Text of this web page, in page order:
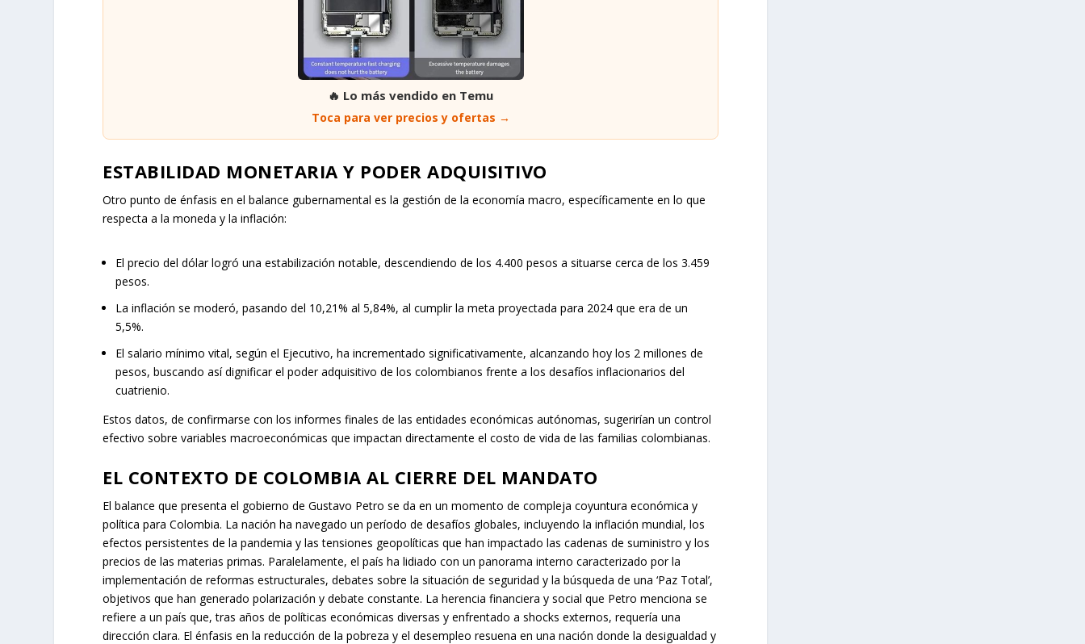
🔥 Lo más vendido en Temu
Toca para ver precios y ofertas →
ESTABILIDAD MONETARIA Y PODER ADQUISITIVO
Otro punto de énfasis en el balance gubernamental es la gestión de la economía macro, específicamente en lo que
respecta a la moneda y la inflación:
El precio del dólar logró una estabilización notable, descendiendo de los 4.400 pesos a situarse cerca de los 3.459
pesos.
La inflación se moderó, pasando del 10,21% al 5,84%, al cumplir la meta proyectada para 2024 que era de un
5,5%.
El salario mínimo vital, según el Ejecutivo, ha incrementado significativamente, alcanzando hoy los 2 millones de
pesos, buscando así dignificar el poder adquisitivo de los colombianos frente a los desafíos inflacionarios del
cuatrienio.
Estos datos, de confirmarse con los informes finales de las entidades económicas autónomas, sugerirían un control
efectivo sobre variables macroeconómicas que impactan directamente el costo de vida de las familias colombianas.
EL CONTEXTO DE COLOMBIA AL CIERRE DEL MANDATO
El balance que presenta el gobierno de Gustavo Petro se da en un momento de compleja coyuntura económica y
política para Colombia. La nación ha navegado un período de desafíos globales, incluyendo la inflación mundial, los
efectos persistentes de la pandemia y las tensiones geopolíticas que han impactado las cadenas de suministro y los
precios de las materias primas. Paralelamente, el país ha lidiado con un panorama interno caracterizado por la
implementación de reformas estructurales, debates sobre la situación de seguridad y la búsqueda de una ‘Paz Total’,
objetivos que han generado polarización y debate constante. La herencia financiera y social que Petro menciona se
refiere a un país que, tras años de políticas económicas diversas y enfrentado a shocks externos, requería una
dirección clara. El énfasis en la reducción de la pobreza y el desempleo resuena en una nación donde la desigualdad y